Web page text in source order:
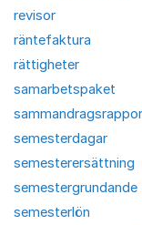
revisor
räntefaktura
rättigheter
samarbetspaket
semesterdagar
semesterersättning
semestergrundande
semesterlön